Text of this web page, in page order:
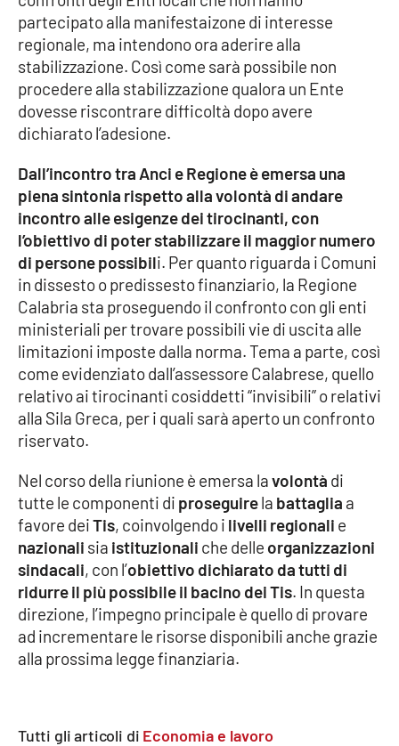
SPECIALI
Buona Sanità Calabria
LA
CALABRIAVISIONE
Eventi
Food
Storie
LAC
NETWORK
Lacplay.it
Lactv.it
Laconair.it
Lacitymag.it
Lacapitalenews.it
Ilreggino.it
Tutti gli articoli di Economia e lavoro
partecipato alla manifestaizone di interesse
regionale, ma intendono ora aderire alla
stabilizzazione. Così come sarà possibile non
procedere alla stabilizzazione qualora un Ente
dovesse riscontrare difficoltà dopo avere
dichiarato l’adesione.
Dall’incontro tra Anci e Regione è emersa una
piena sintonia rispetto alla volontà di andare
incontro alle esigenze dei tirocinanti, con
l’obiettivo di poter stabilizzare il maggior numero
di persone possibili. Per quanto riguarda i Comuni
in dissesto o predissesto finanziario, la Regione
Calabria sta proseguendo il confronto con gli enti
ministeriali per trovare possibili vie di uscita alle
limitazioni imposte dalla norma. Tema a parte, così
come evidenziato dall’assessore Calabrese, quello
relativo ai tirocinanti cosiddetti “invisibili” o relativi
alla Sila Greca, per i quali sarà aperto un confronto
riservato.
Nel corso della riunione è emersa lavolontà di
tutte le componenti di proseguirela battaglia a
favore deiTis, coinvolgendo i livelli regionali e
nazionali sia istituzionali che delle organizzazioni
sindacali, con l’obiettivo dichiarato da tutti di
ridurre il più possibile il bacino dei Tis. In questa
direzione, l’impegno principale è quello di provare
ad incrementare le risorse disponibili anche grazie
alla prossima legge finanziaria.